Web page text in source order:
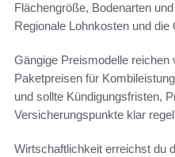
Flächengröße, Bodenarten
Regionale Lohnkosten und
Gängige Preismodelle reichen
Paketpreisen für
und sollte Kündigungsfristen,
Versicherungspunkte klar
Wirtschaftlichkeit erreichst du